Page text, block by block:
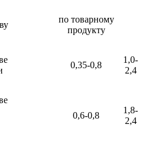
по товарному
продукту
0,35-0,8
1,0-
2,4
0,6-0,8
1,8-
2,4